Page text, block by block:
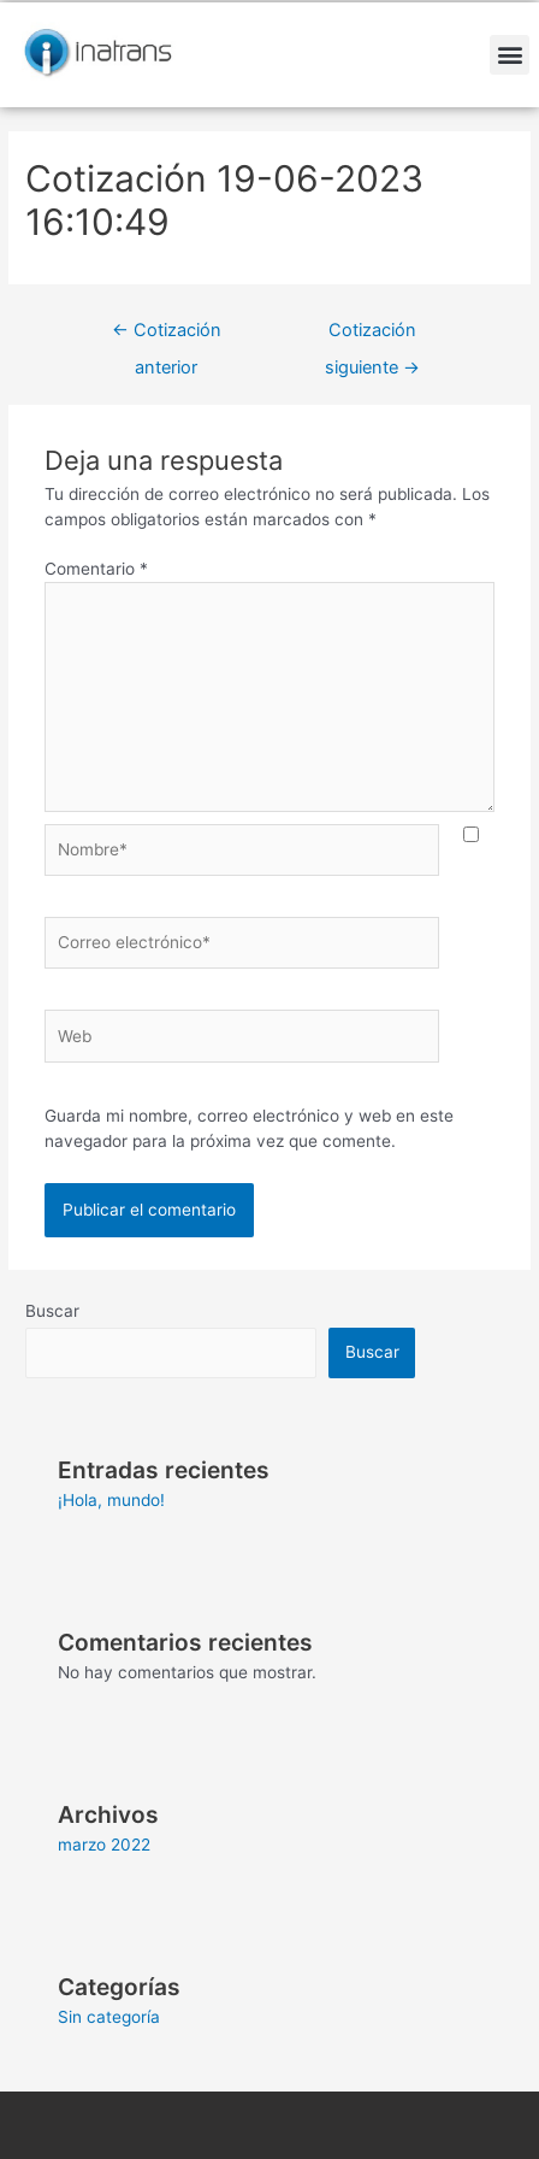
contenido
Cotización 19-06-2023
16:10:49
de
entradas
← Cotización
anterior
Cotización
siguiente →
Deja una respuesta
Tu dirección de correo electrónico no será publicada. Los
campos obligatorios están marcados con *
Comentario *
electrónico*
Guarda mi nombre, correo electrónico y web en este
navegador para la próxima vez que comente.
Buscar
Buscar
Entradas recientes
¡Hola, mundo!
Comentarios recientes
No hay comentarios que mostrar.
Archivos
marzo 2022
Categorías
Sin categoría